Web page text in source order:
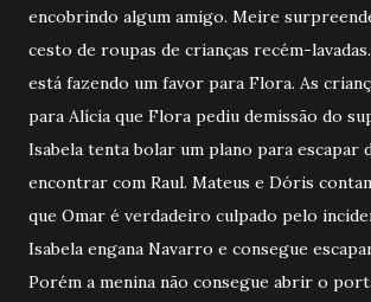
encobrindo algum amigo. Meire
cesto de roupas de crianças recém-
está fazendo um favor para Flora. As
para Alícia que Flora pediu demissão do
Isabela tenta bolar um plano para escapar
encontrar com Raul. Mateus e Dóris
que Omar é verdadeiro culpado pelo
Isabela engana Navarro e consegue
Porém a menina não consegue abrir o